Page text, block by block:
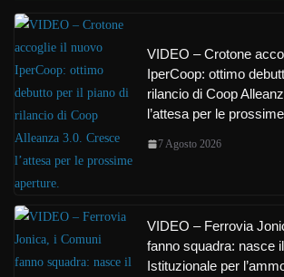
VIDEO – Crotone
IperCoop: ottimo
rilancio di Coop
l’attesa per le
7 Agosto 2026
VIDEO – Ferrovia
fanno squadra: nasce
Istituzionale per